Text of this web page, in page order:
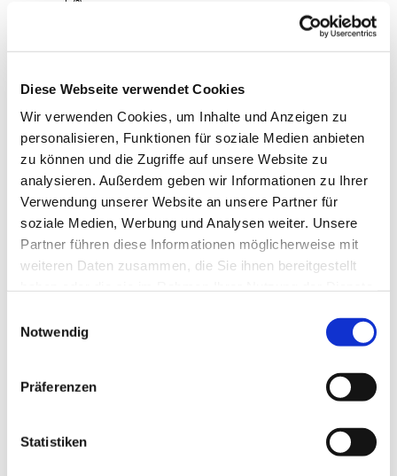
Diese Webseite verwendet Cookies
Wir verwenden Cookies, um Inhalte und Anzeigen zu
personalisieren, Funktionen für soziale Medien anbieten
zu können und die Zugriffe auf unsere Website zu
analysieren. Außerdem geben wir Informationen zu Ihrer
Verwendung unserer Website an unsere Partner für
soziale Medien, Werbung und Analysen weiter. Unsere
Partner führen diese Informationen möglicherweise mit
weiteren Daten zusammen, die Sie ihnen bereitgestellt
Notwendig
Präferenzen
Statistiken